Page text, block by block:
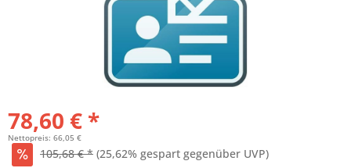
78,60 € *
Nettopreis: 66,05 €
105,68 € * (25,62% gespart gegenüber UVP)